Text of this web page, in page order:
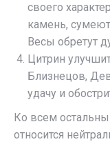
своего
камень,
Весы обретут
Цитрин
Близнецов,
удачу и
Ко всем
относится